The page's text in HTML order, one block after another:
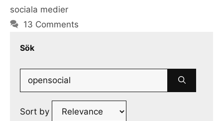
sociala medier
13 Comments
Sök
Sort by